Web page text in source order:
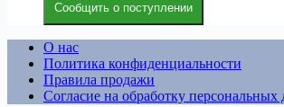
Сообщить о поступлении
О нас
Политика конфиденциальности
Правила продажи
Согласие на обработку